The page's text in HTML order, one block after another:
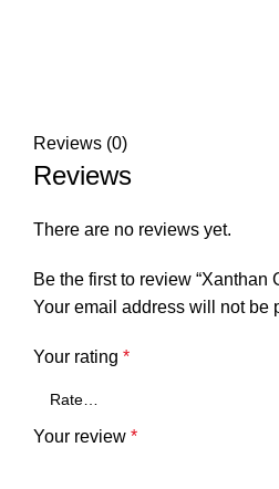
Reviews (0)
Reviews
There are no reviews yet.
Be the first to review “Xanthan
Your email address will not be
Your rating *
Your review *